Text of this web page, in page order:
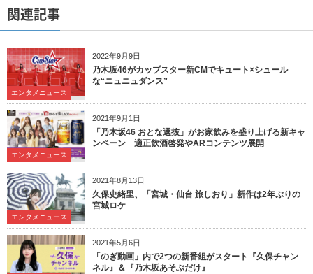
関連記事
2022年9月9日
エンタメニュース
乃木坂46がカップスター新CMでキュート×シュール
な“ニュニュダンス”
2021年9月1日
エンタメニュース
「乃木坂46 おとな選抜」がお家飲みを盛り上げる新キャ
ンペーン 適正飲酒啓発やARコンテンツ展開
2021年8月13日
エンタメニュース
久保史緒里、「宮城・仙台 旅しおり」新作は2年ぶりの
宮城ロケ
2021年5月6日
「のぎ動画」内で2つの新番組がスタート『久保チャン
ネル』＆『乃木坂あそぶだけ』